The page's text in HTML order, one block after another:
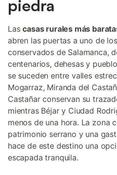
piedra
Lascasas rurales más
abren las puertas a uno de
conservados de Salamanca,
centenarios, dehesas y
se suceden entre valles
Mogarraz, Miranda del
Castañar conservan su
mientras Béjar y Ciudad
menos de una hora. La zona
patrimonio serrano y una
hace de este destino una
escapada tranquila.